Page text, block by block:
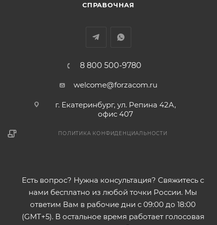
СПРАВОЧНАЯ
8 800 500-9780
welcome@forzacom.ru
г. Екатеринбург, ул. Репина 42А,
офис 407
ПОЛИТИКА КОНФИДЕНЦИАЛЬНОСТИ
Есть вопрос? Нужна консультация? Свяжитесь с
нами бесплатно из любой точки России. Мы
ответим Вам в рабочие дни с 09:00 до 18:00
(GMT+5). В остальное время работает голосовая